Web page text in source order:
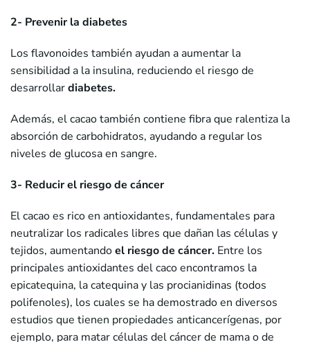
2- Prevenir la diabetes
Los flavonoides también ayudan a aumentar la
sensibilidad a la insulina, reduciendo el riesgo de
desarrollardiabetes.
Además, el cacao también contiene fibra que ralentiza la
absorción de carbohidratos, ayudando a regular los
niveles de glucosa en sangre.
3- Reducir el riesgo de cáncer
El cacao es rico en antioxidantes, fundamentales para
neutralizar los radicales libres que dañan las células y
tejidos, aumentandoel riesgo de cáncer. Entre los
principales antioxidantes del caco encontramos la
epicatequina, la catequina y las procianidinas (todos
polifenoles), los cuales se ha demostrado en diversos
estudios que tienen propiedades anticancerígenas, por
ejemplo, para matar células del cáncer de mama o de